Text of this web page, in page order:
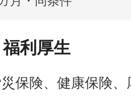
利厚生
保険、健康保険